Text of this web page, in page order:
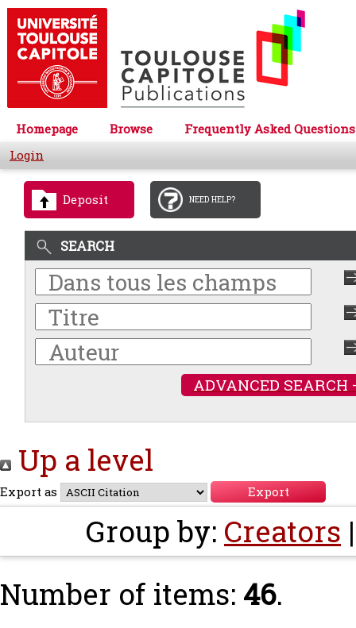
Homepage Browse
Frequently Asked Questions
Login
Deposit NEED HELP?
SEARCH
ADVANCED SEARCH
Up a level
Export as
Group by: Creators
Number of items: 46.